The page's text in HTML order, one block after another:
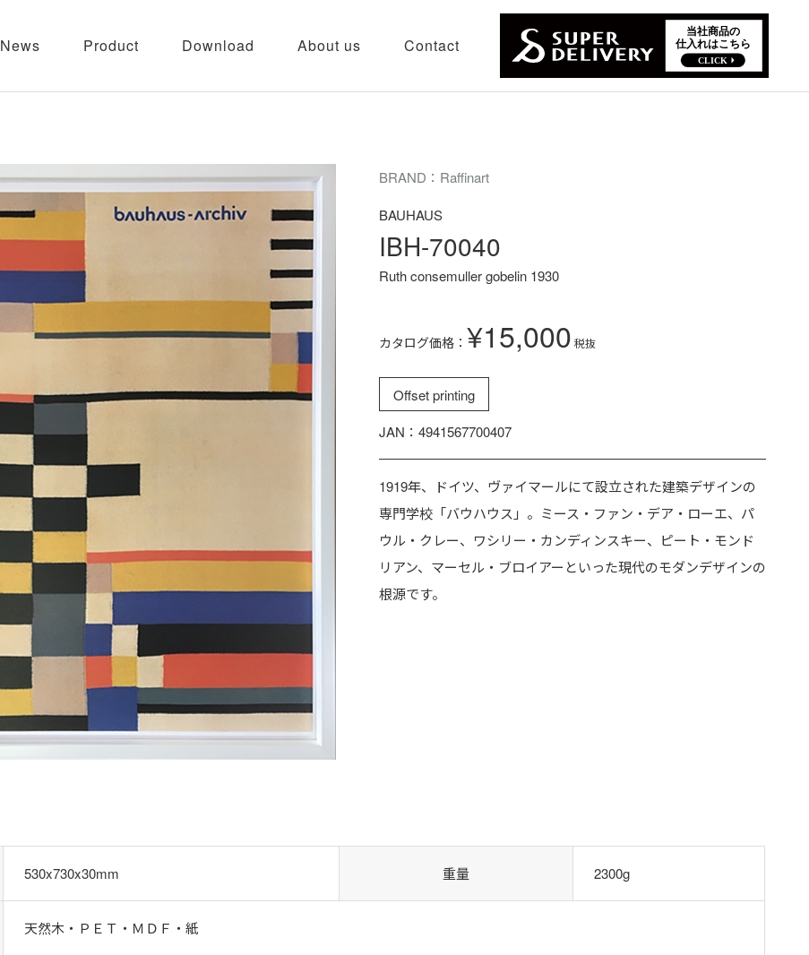
News Product Download About us Contact
BRAND：Raffinart
BAUHAUS
IBH-70040
Ruth consemuller gobelin 1930
カタログ価格： ¥15,000 税抜
Offset printing
JAN：4941567700407
1919年、ドイツ、ヴァイマールにて設立された建築デザインの
専門学校「バウハウス」。ミース・ファン・デア・ローエ、パ
ウル・クレー、ワシリー・カンディンスキー、ピート・モンド
リアン、マーセル・ブロイアーといった現代のモダンデザインの
根源です。
530x730x30mm 重量 2300g
天然木・ＰＥＴ・ＭＤＦ・紙